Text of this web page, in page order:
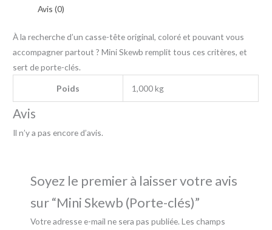
Avis (0)
À la recherche d’un casse-tête original, coloré et pouvant vous
accompagner partout ? Mini Skewb remplit tous ces critères, et
sert de porte-clés.
Poids 1,000 kg
Avis
Il n’y a pas encore d’avis.
Soyez le premier à laisser votre avis
sur “Mini Skewb (Porte-clés)”
Votre adresse e-mail ne sera pas publiée. Les champs